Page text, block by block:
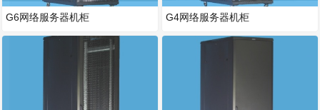
G6网络服务器机柜 G4网络服务器机柜